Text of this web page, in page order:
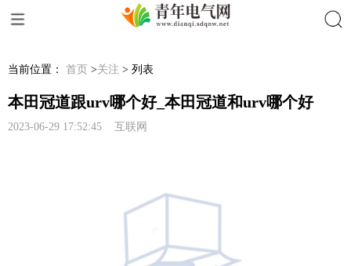
当前位置： 首页 >关注 > 列表
本田冠道跟urv哪个好_本田冠道和urv哪个好
2023-06-29 17:52:45 互联网